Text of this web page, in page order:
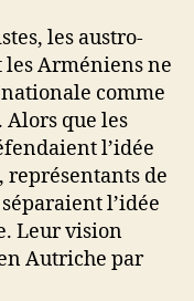
les austro-
les Arméniens ne
comme
Alors que les
l’idée
de
l’idée
Leur vision
Autriche par